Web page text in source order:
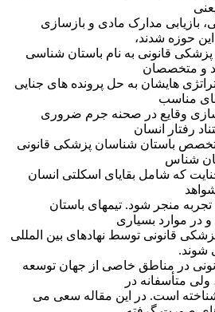
مدارک مادی و بازسازی
حوزه شدند،
قانونی به نام باستان شناسی
و متخصصان
هایشان به حل پرونده های جنایی
مناسب
وقایع در صحنه جرم ضروری
رفتار انسان
باستان شناسان پزشکی قانونی
شناس
که شامل بقایای اسکلتی انسان
منجر شود. تیمهای باستان
در موارد بسیاری
قانونی توسط نهادهای بین المللی
شوند.
در مناطق خاصی از جهان توسعه
متأسفانه در
است. در این مقاله سعی می